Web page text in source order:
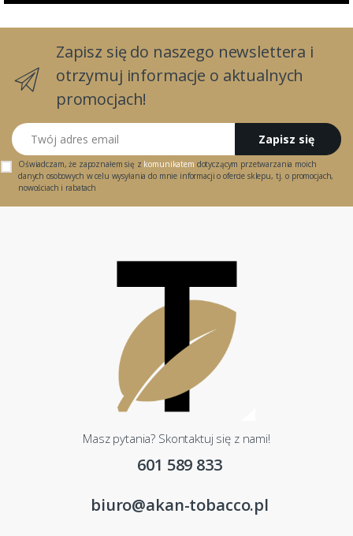
Zapisz się do naszego newslettera i
otrzymuj informacje o aktualnych
promocjach!
Twój adres email
Zapisz się
Oświadczam, że zapoznałem się z komunikatem dotyczącym przetwarzania moich
danych osobowych w celu wysyłania do mnie informacji o ofercie sklepu, tj. o promocjach,
nowościach i rabatach
Masz pytania? Skontaktuj się z nami!
601 589 833
biuro@akan-tobacco.pl